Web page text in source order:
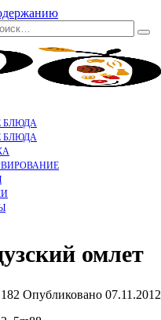
БЛЮДА
БЛЮДА
омлет
182 Опубликовано 07.11.2012